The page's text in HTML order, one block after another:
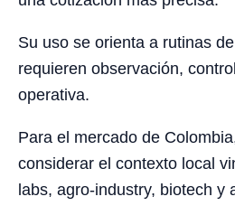
Su uso se orienta a rutinas
requieren observación,
operativa.
Para el mercado de
considerar el contexto local
labs, agro-industry, biotech y